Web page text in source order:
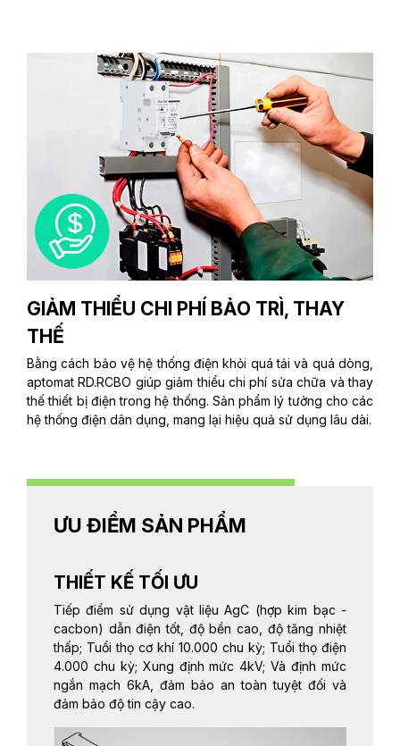
GIẢM THIỂU CHI PHÍ BẢO TRÌ, THAY
THẾ
Bằng cách bảo vệ hệ thống điện khỏi quá tải và quá dòng,
aptomat RD.RCBO giúp giảm thiểu chi phí sửa chữa và thay
thế thiết bị điện trong hệ thống. Sản phẩm lý tưởng cho các
hệ thống điện dân dụng, mang lại hiệu quả sử dụng lâu dài.
ƯU ĐIỂM SẢN PHẨM
THIẾT KẾ TỐI ƯU
Tiếp điểm sử dụng vật liệu AgC (hợp kim bạc -
cacbon) dẫn điện tốt, độ bền cao, độ tăng nhiệt
thấp; Tuổi thọ cơ khí 10.000 chu kỳ; Tuổi thọ điện
4.000 chu kỳ; Xung định mức 4kV; Và định mức
ngắn mạch 6kA, đảm bảo an toàn tuyệt đối và
đảm bảo độ tin cậy cao.